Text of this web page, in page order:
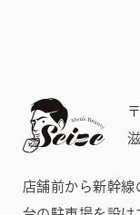
店舗前から新幹